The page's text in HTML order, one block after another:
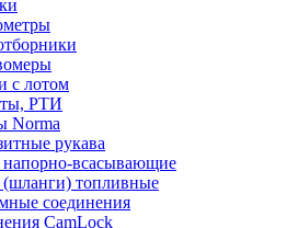
с лотом
РТИ
Norma
рукава
напорно-всасывающие
(шланги) топливные
соединения
CamLock